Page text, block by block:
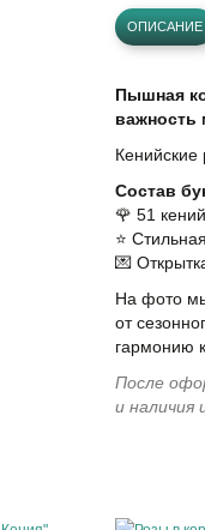
ОПИСАНИЕ
Пышная
важность
Состав
🌹 51
⭐️
💌
На фото
от
гармонию
После
и наличия